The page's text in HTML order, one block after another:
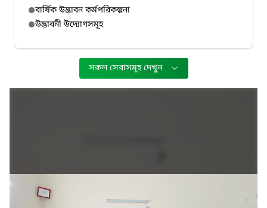
বার্ষিক উদ্ভাবন কর্মপরিকল্পনা
উদ্ভাবনী উদ্যোগসমূহ
সকল সেবাসমূহ দেখুন